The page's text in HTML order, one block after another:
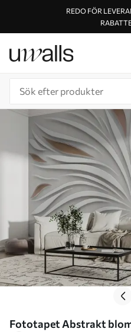
REDO FÖR
Fototapet Abstrakt blomma på tyg i bruna färger